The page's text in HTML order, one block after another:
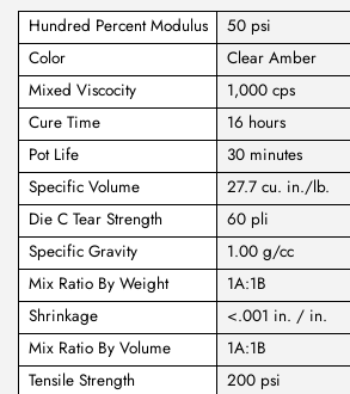
Hundred Percent Modulus
50 psi
Color
Clear Amber
Mixed Viscocity
1,000 cps
Cure Time
16 hours
Pot Life
30 minutes
Specific Volume
27.7 cu. in./lb.
Die C Tear Strength
60 pli
Specific Gravity
1.00 g/cc
Mix Ratio By Weight
1A:1B
Shrinkage
<.001 in. / in.
Mix Ratio By Volume
1A:1B
Tensile Strength
200 psi